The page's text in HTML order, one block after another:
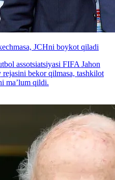
JCHni boykot qiladi
assotsiatsiyasi FIFA Jahon
bekor qilmasa, tashkilot
ma’lum qildi.